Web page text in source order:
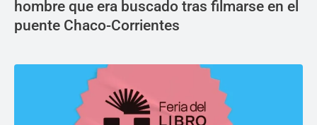
hombre que era buscado tras filmarse en el
puente Chaco-Corrientes